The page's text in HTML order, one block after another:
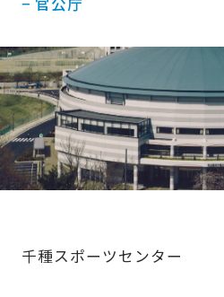
千種スポーツセンター